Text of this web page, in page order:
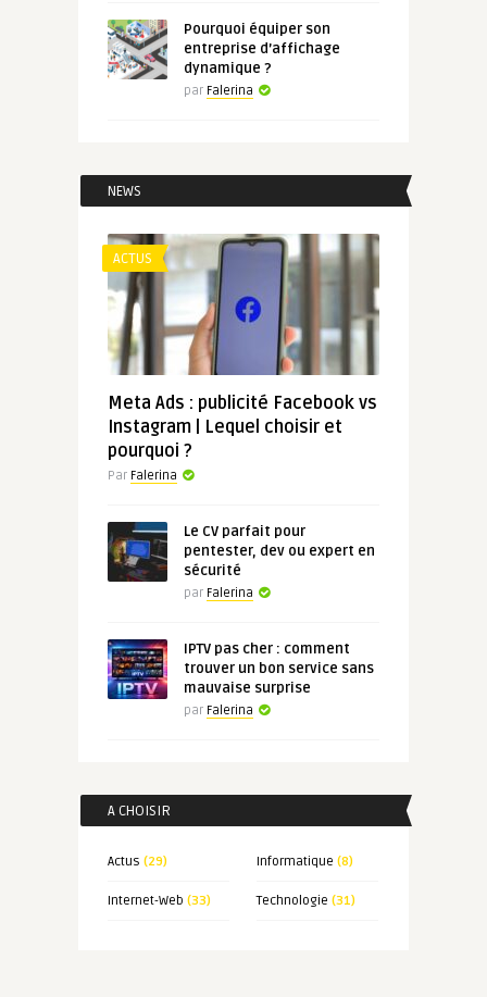
Pourquoi équiper son
entreprise d’affichage
dynamique ?
par Falerina
NEWS
ACTUS
Meta Ads : publicité Facebook vs
Instagram | Lequel choisir et
pourquoi ?
Par Falerina
Le CV parfait pour
pentester, dev ou expert en
sécurité
par Falerina
IPTV pas cher : comment
trouver un bon service sans
mauvaise surprise
par Falerina
A CHOISIR
Actus (29) Informatique (8)
Internet-Web (33) Technologie (31)